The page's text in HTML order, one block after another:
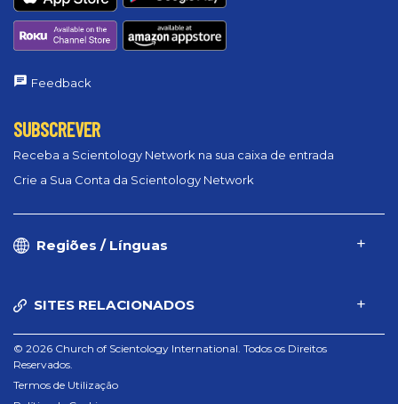
Feedback
SUBSCREVER
Receba a Scientology Network na sua caixa de entrada
Crie a Sua Conta da Scientology Network
Regiões / Línguas
SITES RELACIONADOS
© 2026 Church of Scientology International. Todos os Direitos
Reservados.
Termos de Utilização